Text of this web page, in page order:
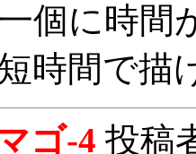
個に時間
時間で描
ゴ‐4 投稿